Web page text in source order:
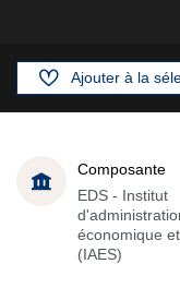
Ajouter à la
Composante
EDS - Institut
économique
(IAES)